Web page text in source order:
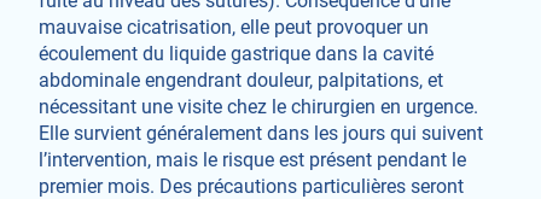
mauvaise cicatrisation, elle peut provoquer un
écoulement du liquide gastrique dans la cavité
abdominale engendrant douleur, palpitations, et
nécessitant une visite chez le chirurgien en urgence.
Elle survient généralement dans les jours qui suivent
l’intervention, mais le risque est présent pendant le
premier mois. Des précautions particulières seront